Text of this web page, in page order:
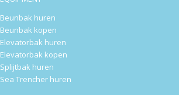
Beunbak huren
Beunbak kopen
Elevatorbak huren
Elevatorbak kopen
Splijtbak huren
Sea Trencher huren